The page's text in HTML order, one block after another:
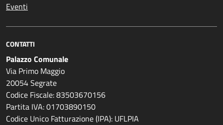
Eventi
CONTATTI
Palazzo Comunale
Via Primo Maggio
20054 Segrate
Codice Fiscale: 83503670156
Partita IVA: 01703890150
Codice Unico Fatturazione (IPA): UFLPIA